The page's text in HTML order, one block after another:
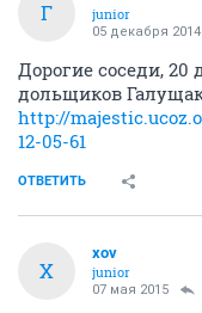
Г
junior
05 декабря 2014
Дорогие соседи, 20
дольщиков
http://
12-05-61
ОТВЕТИТЬ
X
xov
junior
07 мая 2015